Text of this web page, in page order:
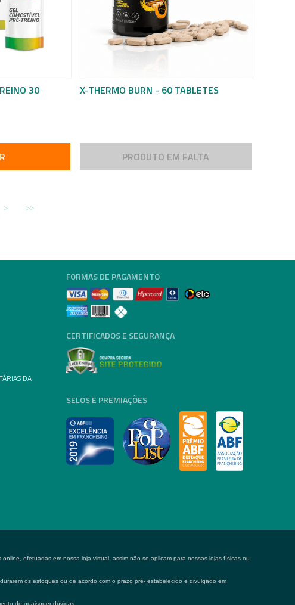
30 X-THERMO BURN - 60 TABLETES
PRODUTO EM FALTA
DA
FORMAS DE PAGAMENTO
CERTIFICADOS E SEGURANÇA
SELOS E PREMIAÇÕES
efetuadas em nossa loja virtual, assim não se aplicam para nossas lojas físicas ou
os estoques ou de acordo com o prazo pré- estabelecido e divulgado em
de quaisquer dúvidas.